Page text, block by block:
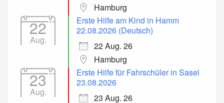
Hamburg
22
Aug.
Erste Hilfe am Kind in Hamm
22.08.2026 (Deutsch)
22 Aug. 26
Hamburg
23
Aug.
Erste Hilfe für Fahrschüler in Sasel
23.08.2026
23 Aug. 26